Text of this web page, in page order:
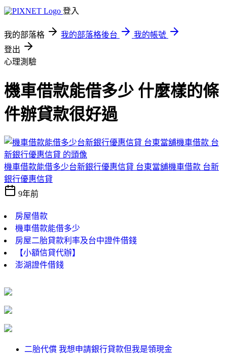
登入
我的部落格 我的部落格後台
我的帳號
登出
心理測驗
機車借款能借多少 什麼樣的條
件辦貸款很好過
機車借款能借多少台新銀行優惠信貸 台東當舖機車借款 台新
銀行優惠信貸
9年前
房屋借款
機車借款能借多少
房屋二胎貸款利率及台中證件借錢
【小額信貸代辦】
澎湖證件借錢
二胎代償 我想申請銀行貸款但我是領現金